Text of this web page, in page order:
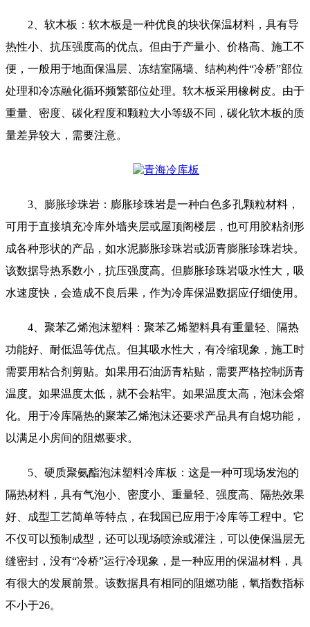
2、软木板：软木板是一种优良的块状保温材料，具有导
热性小、抗压强度高的优点。但由于产量小、价格高、施工不
便，一般用于地面保温层、冻结室隔墙、结构构件“冷桥”部位
处理和冷冻融化循环频繁部位处理。软木板采用橡树皮。由于
重量、密度、碳化程度和颗粒大小等级不同，碳化软木板的质
量差异较大，需要注意。
3、膨胀珍珠岩：膨胀珍珠岩是一种白色多孔颗粒材料，
可用于直接填充冷库外墙夹层或屋顶阁楼层，也可用胶粘剂形
成各种形状的产品，如水泥膨胀珍珠岩或沥青膨胀珍珠岩块。
该数据导热系数小，抗压强度高。但膨胀珍珠岩吸水性大，吸
水速度快，会造成不良后果，作为冷库保温数据应仔细使用。
4、聚苯乙烯泡沫塑料：聚苯乙烯塑料具有重量轻、隔热
功能好、耐低温等优点。但其吸水性大，有冷缩现象，施工时
需要用粘合剂剪贴。如果用石油沥青粘贴，需要严格控制沥青
温度。如果温度太低，就不会粘牢。如果温度太高，泡沫会熔
化。用于冷库隔热的聚苯乙烯泡沫还要求产品具有自熄功能，
以满足小房间的阻燃要求。
5、硬质聚氨酯泡沫塑料冷库板：这是一种可现场发泡的
隔热材料，具有气泡小、密度小、重量轻、强度高、隔热效果
好、成型工艺简单等特点，在我国已应用于冷库等工程中。它
不仅可以预制成型，还可以现场喷涂或灌注，可以使保温层无
缝密封，没有“冷桥”运行冷现象，是一种应用的保温材料，具
有很大的发展前景。该数据具有相同的阻燃功能，氧指数指标
不小于26。